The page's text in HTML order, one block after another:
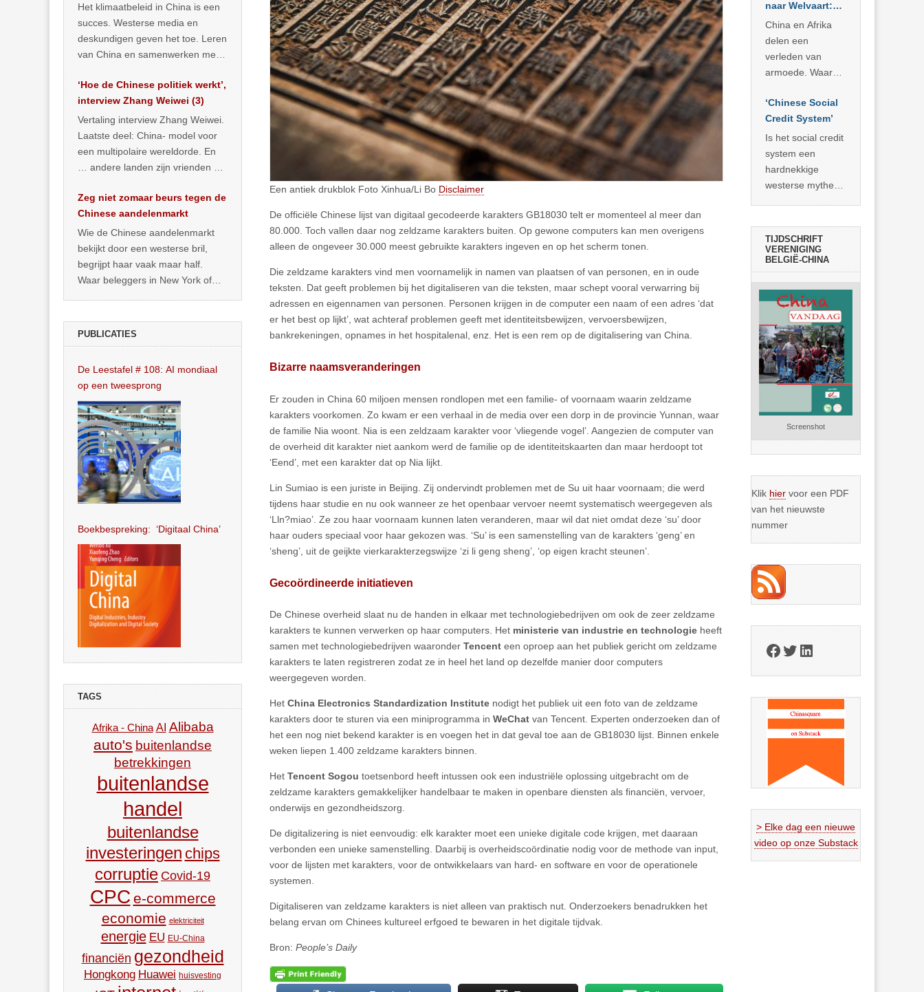
Een antiek drukblok Foto Xinhua/Li Bo Disclaimer
De officiële Chinese lijst van digitaal gecodeerde karakters GB18030 telt er momenteel al meer dan
80.000. Toch vallen daar nog zeldzame karakters buiten. Op gewone computers kan men overigens
alleen de ongeveer 30.000 meest gebruikte karakters ingeven en op het scherm tonen.
Die zeldzame karakters vind men voornamelijk in namen van plaatsen of van personen, en in oude
teksten. Dat geeft problemen bij het digitaliseren van die teksten, maar schept vooral verwarring bij
adressen en eigennamen van personen. Personen krijgen in de computer een naam of een adres ‘dat
er het best op lijkt’, wat achteraf problemen geeft met identiteitsbewijzen, vervoersbewijzen,
bankrekeningen, opnames in het hospitalenal, enz. Het is een rem op de digitalisering van China.
Bizarre naamsveranderingen
Er zouden in China 60 miljoen mensen rondlopen met een familie- of voornaam waarin zeldzame
karakters voorkomen. Zo kwam er een verhaal in de media over een dorp in de provincie Yunnan, waar
de familie Nia woont. Nia is een zeldzaam karakter voor ‘vliegende vogel’. Aangezien de computer van
de overheid dit karakter niet aankom werd de familie op de identiteitskaarten dan maar herdoopt tot
‘Eend’, met een karakter dat op Nia lijkt.
Lin Sumiao is een juriste in Beijing. Zij ondervindt problemen met de Su uit haar voornaam; die werd
tijdens haar studie en nu ook wanneer ze het openbaar vervoer neemt systematisch weergegeven als
‘Lln?miao’. Ze zou haar voornaam kunnen laten veranderen, maar wil dat niet omdat deze ‘su’ door
haar ouders speciaal voor haar gekozen was. ‘Su’ is een samenstelling van de karakters ‘geng’ en
‘sheng’, uit de geijkte vierkarakterzegswijze ‘zi li geng sheng’, ‘op eigen kracht steunen’.
Gecoördineerde initiatieven
De Chinese overheid slaat nu de handen in elkaar met technologiebedrijven om ook de zeer zeldzame
karakters te kunnen verwerken op haar computers. Het ministerie van industrie en technologie heeft
samen met technologiebedrijven waaronder Tencent een oproep aan het publiek gericht om zeldzame
karakters te laten registreren zodat ze in heel het land op dezelfde manier door computers
weergegeven worden.
Het China Electronics Standardization Institute nodigt het publiek uit een foto van de zeldzame
karakters door te sturen via een miniprogramma in WeChat van Tencent. Experten onderzoeken dan of
het een nog niet bekend karakter is en voegen het in dat geval toe aan de GB18030 lijst. Binnen enkele
weken liepen 1.400 zeldzame karakters binnen.
Het Tencent Sogou toetsenbord heeft intussen ook een industriële oplossing uitgebracht om de
zeldzame karakters gemakkelijker handelbaar te maken in openbare diensten als financiën, vervoer,
onderwijs en gezondheidszorg.
De digitalizering is niet eenvoudig: elk karakter moet een unieke digitale code krijgen, met daaraan
verbonden een unieke samenstelling. Daarbij is overheidscoördinatie nodig voor de methode van input,
voor de lijsten met karakters, voor de ontwikkelaars van hard- en software en voor de operationele
systemen.
Digitaliseren van zeldzame karakters is niet alleen van praktisch nut. Onderzoekers benadrukken het
belang ervan om Chinees kultureel erfgoed te bewaren in het digitale tijdvak.
Bron: People’s Daily
Het klimaatbeleid in China is een
succes. Westerse media en
deskundigen geven het toe. Leren
van China en samenwerken met
… >> lees meer
‘Hoe de Chinese politiek werkt’,
interview Zhang Weiwei (3)
Vertaling interview Zhang Weiwei.
Laatste deel: China- model voor
een multipolaire wereldorde. En
… andere landen zijn vrienden of
Zeg niet zomaar beurs tegen de
Chinese aandelenmarkt
Wie de Chinese aandelenmarkt
bekijkt door een westerse bril,
begrijpt haar vaak maar half.
Waar beleggers in New York of
PUBLICATIES
De Leestafel # 108: AI mondiaal
op een tweesprong
Boekbespreking: ‘Digitaal China’
TAGS
Afrika - China AI Alibaba
auto's buitenlandse
betrekkingen
buitenlandse
handel
buitenlandse
investeringen chips
corruptie Covid-19
CPC e-commerce
economie elektriciteit
energie EU EU-China
financiën gezondheid
Hongkong Huawei huisvesting
Wetenschappen
afnam van de
Britse
marxistische
econoom Michael
zien dat
… >> lees meer
naar Welvaart:
Wat Afrika kan
leren van
China’s
economisch
China en Afrika
delen een
verleden van
armoede. Waar
voorbije veertig
jaar in slaagde
meer dan 800
miljoen mensen
uit de armoede
… >> lees meer
‘Chinese Social
Credit System’
Is het social credit
system een
hardnekkige
westerse mythe of
TIJDSCHRIFT
VERENIGING
BELGIË-CHINA
Screenshot
Klik hier voor een PDF
van het nieuwste
nummer
Facebook
Twitter
LinkedIn
> Elke dag een nieuwe
video op onze Substack